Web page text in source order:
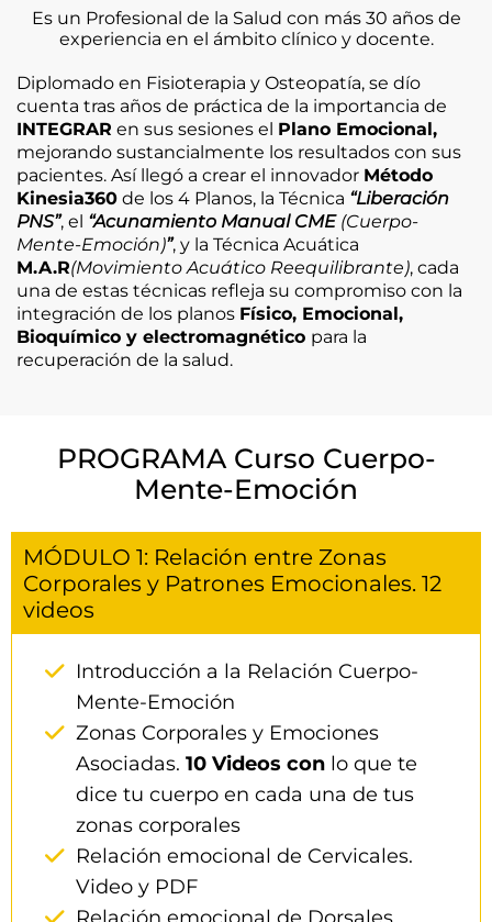
Es un Profesional de la Salud con más 30 años de
experiencia en el ámbito clínico y docente.
Diplomado en Fisioterapia y Osteopatía, se dío
cuenta tras años de práctica de la importancia de
INTEGRAR en sus sesiones el Plano Emocional,
mejorando sustancialmente los resultados con sus
pacientes. Así llegó a crear el innovador Método
Kinesia360 de los 4 Planos, la Técnica “Liberación
PNS”, el “Acunamiento Manual CME (Cuerpo-
Mente-Emoción)”, y la Técnica Acuática
M.A.R(Movimiento Acuático Reequilibrante), cada
una de estas técnicas refleja su compromiso con la
integración de los planos Físico, Emocional,
Bioquímico y electromagnético para la
recuperación de la salud.
PROGRAMA Curso Cuerpo-
Mente-Emoción
MÓDULO 1: Relación entre Zonas
Corporales y Patrones Emocionales. 12
videos
Introducción a la Relación Cuerpo-
Mente-Emoción
Zonas Corporales y Emociones
Asociadas. 10 Videos con lo que te
dice tu cuerpo en cada una de tus
zonas corporales
Relación emocional de Cervicales.
Video y PDF